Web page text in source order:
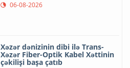
06-08-2026
Xəzər dənizinin dibi ilə Trans-
Xəzər Fiber-Optik Kabel Xəttinin
çəkilişi başa çatıb